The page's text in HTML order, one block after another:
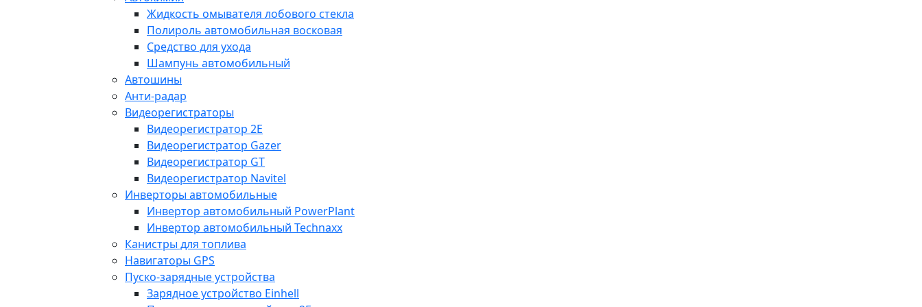
Жидкость омывателя лобового стекла
Полироль автомобильная восковая
Средство для ухода
Шампунь автомобильный
Автошины
Анти-радар
Видеорегистраторы
Видеорегистратор 2E
Видеорегистратор Gazer
Видеорегистратор GT
Видеорегистратор Navitel
Инверторы автомобильные
Инвертор автомобильный PowerPlant
Инвертор автомобильный Technaxx
Канистры для топлива
Навигаторы GPS
Пуско-зарядные устройства
Зарядное устройство Einhell